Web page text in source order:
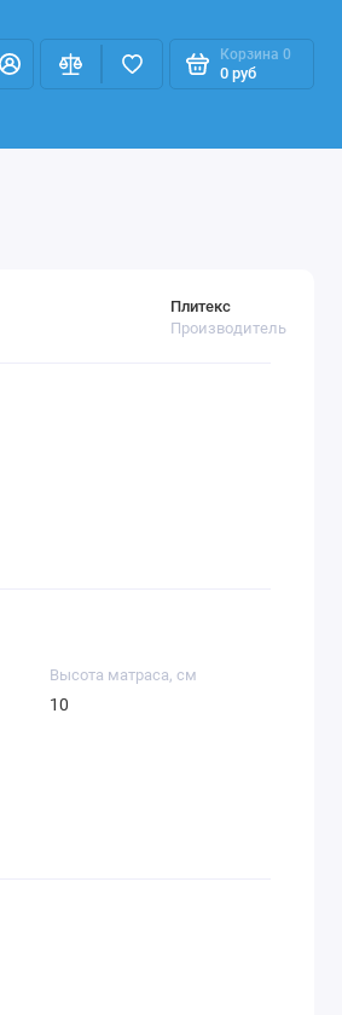
Корзина 0
0 руб
Плитекс
Производитель
Высота матраса, см
10